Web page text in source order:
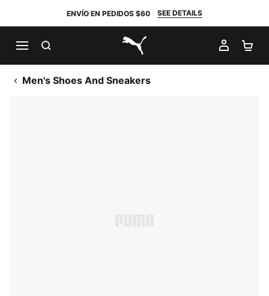
ENVÍO EN PEDIDOS $60 SEE DETAILS
PUMA.com
MI
Men's Shoes And Sneakers